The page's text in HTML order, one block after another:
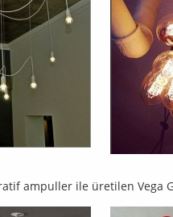
ampuller ile üretilen Vega